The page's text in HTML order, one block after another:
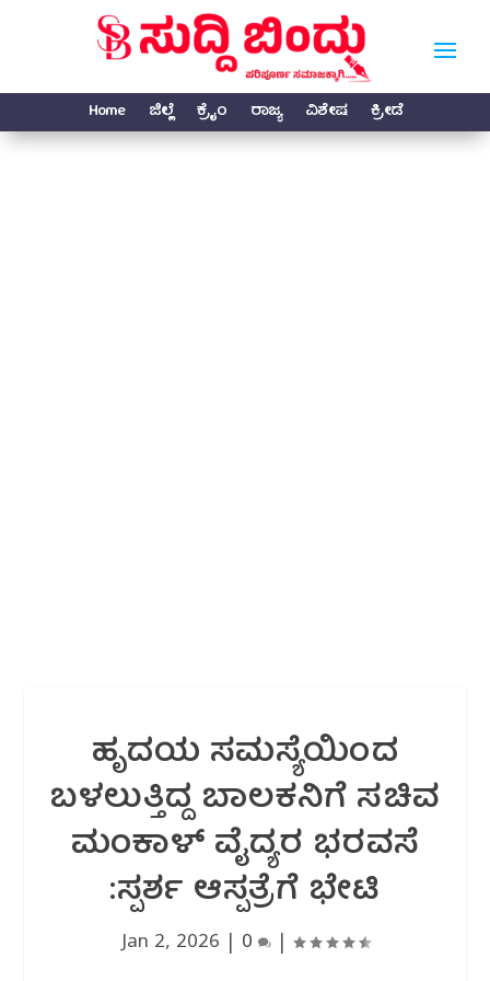
Home ಜಿಲ್ಲೆ ಕ್ರೈಂ ರಾಜ್ಯ ವಿಶೇಷ ಕ್ರೀಡೆ
ಹೃದಯ ಸಮಸ್ಯೆಯಿಂದ
ಬಳಲುತ್ತಿದ್ದ ಬಾಲಕನಿಗೆ ಸಚಿವ
ಮಂಕಾಳ್ ವೈದ್ಯರ ಭರವಸೆ
:ಸ್ಪರ್ಶ ಆಸ್ಪತ್ರೆಗೆ ಭೇಟಿ
Jan 2, 2026 0 |